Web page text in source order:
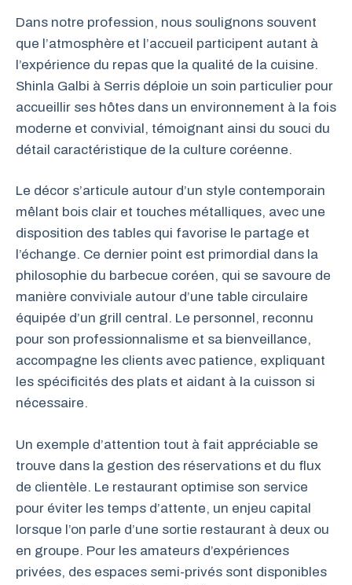
Dans notre profession, nous soulignons souvent
que l’atmosphère et l’accueil participent autant à
l’expérience du repas que la qualité de la cuisine.
Shinla Galbi à Serris déploie un soin particulier pour
accueillir ses hôtes dans un environnement à la fois
moderne et convivial, témoignant ainsi du souci du
détail caractéristique de la culture coréenne.
Le décor s’articule autour d’un style contemporain
mêlant bois clair et touches métalliques, avec une
disposition des tables qui favorise le partage et
l’échange. Ce dernier point est primordial dans la
philosophie du barbecue coréen, qui se savoure de
manière conviviale autour d’une table circulaire
équipée d’un grill central. Le personnel, reconnu
pour son professionnalisme et sa bienveillance,
accompagne les clients avec patience, expliquant
les spécificités des plats et aidant à la cuisson si
nécessaire.
Un exemple d’attention tout à fait appréciable se
trouve dans la gestion des réservations et du flux
de clientèle. Le restaurant optimise son service
pour éviter les temps d’attente, un enjeu capital
lorsque l’on parle d’une sortie restaurant à deux ou
en groupe. Pour les amateurs d’expériences
privées, des espaces semi-privés sont disponibles